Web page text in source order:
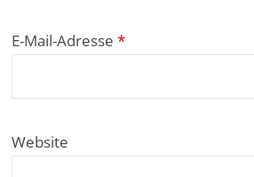
E-Mail-Adresse*
Website